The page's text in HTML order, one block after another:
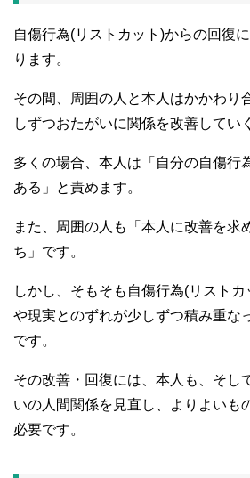
自傷行為(リストカット)からの回復
ります。
その間、周囲の人と本人はかかわり
しずつおたがいに関係を改善してい
多くの場合、本人は「自分の自傷行
ある」と責めます。
また、周囲の人も「本人に改善を求
ち」です。
しかし、そもそも自傷行為(リスト
や現実とのずれが少しずつ積み重な
です。
その改善・回復には、本人も、そし
いの人間関係を見直し、よりよいも
必要です。